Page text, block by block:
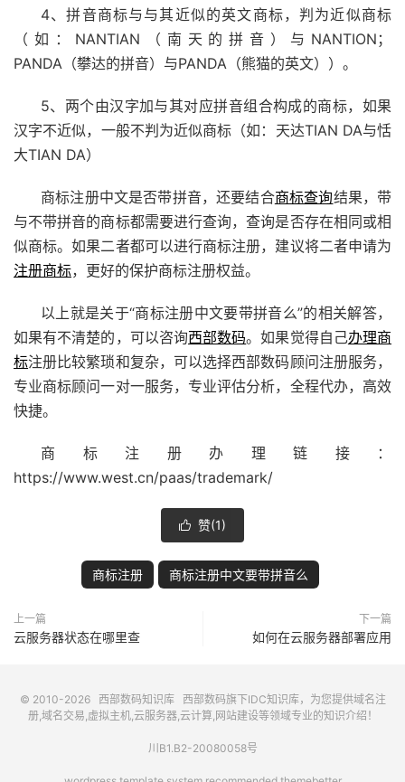
4、拼音商标与与其近似的英文商标，判为近似商标
（如：NANTIAN（南天的拼音）与NANTION；
PANDA（攀达的拼音）与PANDA（熊猫的英文））。
5、两个由汉字加与其对应拼音组合构成的商标，如果
汉字不近似，一般不判为近似商标（如：天达TIAN DA与恬
大TIAN DA）
商标注册中文是否带拼音，还要结合商标查询结果，带
与不带拼音的商标都需要进行查询，查询是否存在相同或相
似商标。如果二者都可以进行商标注册，建议将二者申请为
注册商标，更好的保护商标注册权益。
以上就是关于“商标注册中文要带拼音么”的相关解答，
如果有不清楚的，可以咨询西部数码。如果觉得自己办理商
标注册比较繁琐和复杂，可以选择西部数码顾问注册服务，
专业商标顾问一对一服务，专业评估分析，全程代办，高效
快捷。
商标注册办理链接：
https://www.west.cn/paas/trademark/
 赞(1)
商标注册 商标注册中文要带拼音么
上一篇
云服务器状态在哪里查
下一篇
如何在云服务器部署应用
© 2010-2026 西部数码知识库 西部数码旗下IDC知识库，为您提供域名注
册,域名交易,虚拟主机,云服务器,云计算,网站建设等领域专业的知识介绍！
川B1.B2-20080058号